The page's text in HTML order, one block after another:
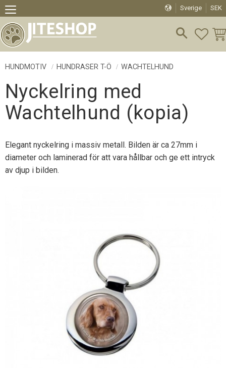
Meny
Sverige SEK
HUNDMOTIV HUNDRASER T-Ö WACHTELHUND
Nyckelring med
Wachtelhund (kopia)
Elegant nyckelring i massiv metall. Bilden är ca 27mm i
diameter och laminerad för att vara hållbar och ge ett intryck
av djup i bilden.